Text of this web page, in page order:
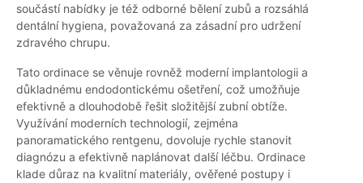
součástí nabídky je též odborné bělení zubů a rozsáhlá
dentální hygiena, považovaná za zásadní pro udržení
zdravého chrupu.
Tato ordinace se věnuje rovněž moderní implantologii a
důkladnému endodontickému ošetření, což umožňuje
efektivně a dlouhodobě řešit složitější zubní obtíže.
Využívání moderních technologií, zejména
panoramatického rentgenu, dovoluje rychle stanovit
diagnózu a efektivně naplánovat další léčbu. Ordinace
klade důraz na kvalitní materiály, ověřené postupy i